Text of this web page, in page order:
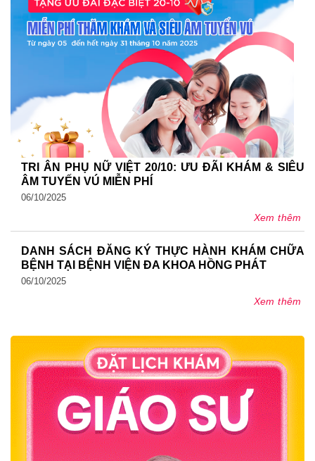
TRI ÂN PHỤ NỮ VIỆT 20/10: ƯU ĐÃI KHÁM & SIÊU
ÂM TUYẾN VÚ MIỄN PHÍ
06/10/2025
Xem thêm
DANH SÁCH ĐĂNG KÝ THỰC HÀNH KHÁM CHỮA
BỆNH TẠI BỆNH VIỆN ĐA KHOA HỒNG PHÁT
06/10/2025
Xem thêm